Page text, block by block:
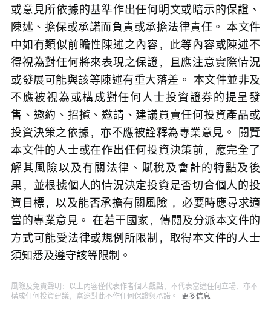
或意見所依據的基準作出任何明文或暗示的保證、
陳述、擔保或承諾而負責或承擔法律責任。 本文件
中如有類似前瞻性陳述之內容，此等內容或陳述不
得視為對任何將來表現之保證，且應注意實際情況
或發展可能與該等陳述有重大落差。 本文件並非及
不應被視為或構成對任何人士投資證券的提呈發
售、邀約、招攬、邀請、建議買賣任何投資產品或
投資決策之依據，亦不應被詮釋為專業意見。 閱覽
本文件的人士或在作出任何投資決策前，應完全了
解其風險以及有關法律、賦稅及會計的特點及後
果，並根據個人的情況決定投資是否切合個人的投
資目標，以及能否承擔有關風險 ，必要時應尋求適
當的專業意見。 在若干國家，傳閱及分派本文件的
方式可能受法律或規例所限制，取得本文件的人士
須知悉及遵守該等限制。
風險及免責聲明：以上內容僅代表作者個人觀點，不代表富途任何立場，亦不
構成任何投資建議，富途對此不作任何保證與承諾。
更多信息